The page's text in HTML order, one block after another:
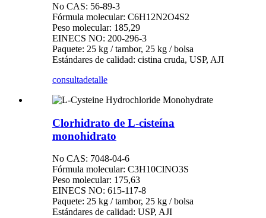
No CAS: 56-89-3
Fórmula molecular: C6H12N2O4S2
Peso molecular: 185,29
EINECS NO: 200-296-3
Paquete: 25 kg / tambor, 25 kg / bolsa
Estándares de calidad: cistina cruda, USP, AJI
consultadetalle
Clorhidrato de L-cisteína
monohidrato
No CAS: 7048-04-6
Fórmula molecular: C3H10ClNO3S
Peso molecular: 175,63
EINECS NO: 615-117-8
Paquete: 25 kg / tambor, 25 kg / bolsa
Estándares de calidad: USP, AJI